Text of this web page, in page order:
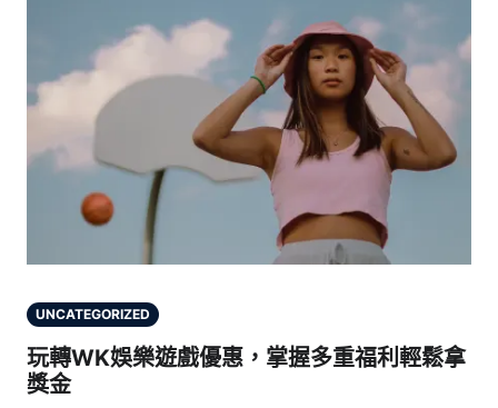
UNCATEGORIZED
玩轉WK娛樂遊戲優惠，掌握多重福利輕鬆拿
獎金